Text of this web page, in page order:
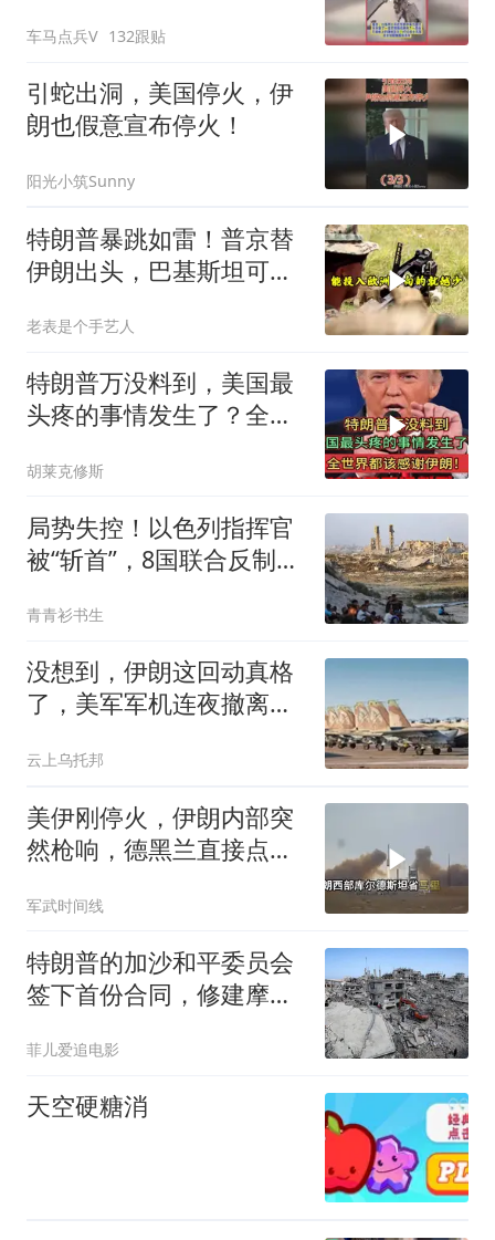
车马点兵V 132跟贴
引蛇出洞，美国停火，伊
朗也假意宣布停火！
阳光小筑Sunny
特朗普暴跳如雷！普京替
伊朗出头，巴基斯坦可能
老表是个手艺人
特朗普万没料到，美国最
头疼的事情发生了？全世
胡莱克修斯
局势失控！以色列指挥官
被“斩首”，8国联合反制，
青青衫书生
没想到，伊朗这回动真格
了，美军军机连夜撤离，
云上乌托邦
美伊刚停火，伊朗内部突
然枪响，德黑兰直接点名
军武时间线
特朗普的加沙和平委员会
签下首份合同，修建摩洛
菲儿爱追电影
天空硬糖消